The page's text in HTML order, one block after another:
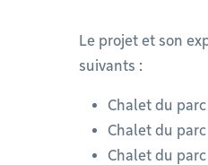
Le projet et son
suivants :
Chalet du
Chalet du
Chalet du